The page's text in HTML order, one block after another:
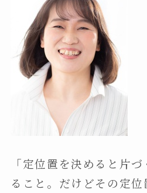
「定位置を決めると片
ること。だけどその定